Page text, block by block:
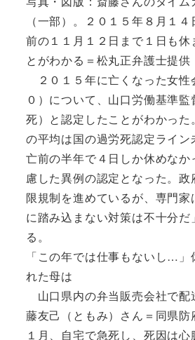
（一部）。２０１５年８月１
前の１１月１２日まで１日も休
とがわかる＝松丸正弁護士提供
２０１５年に亡くなった女性
０）について、山口労働基準
死）と認定したことがわかっ
の平均は国の過労死認定ライ
亡前の半年で４日しか休めな
慮した異例の認定となった。
限規制を進めているが、専門
に踏み込まない対策は不十分だ
る。
「この年では仕事もないし…
れた母は
山口県内の弁当販売会社で配
藤友己（ともみ）さん＝同県防
１月、自宅で急死し、死因は